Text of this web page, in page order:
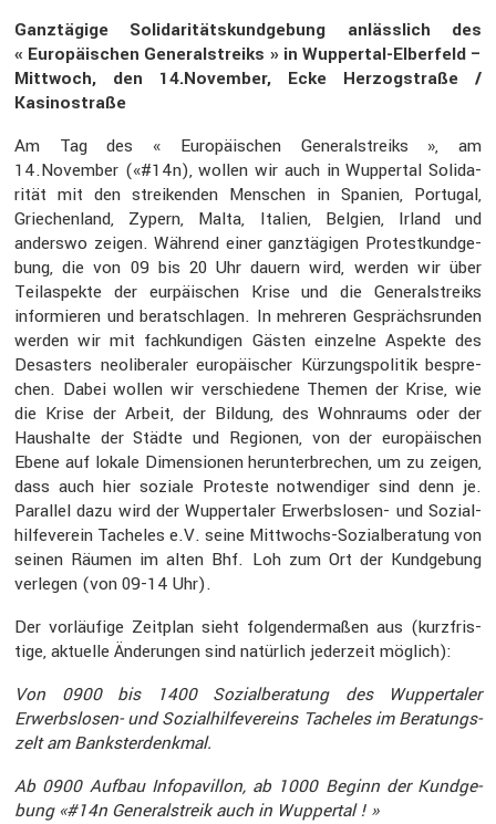
Ganztä­gige Solida­ri­täts­kund­ge­bung anläss­lich des
« Europäi­schen General­streiks » in Wuppertal-Elber­feld –
Mittwoch, den 14.November, Ecke Herzogstraße /
Kasino­straße
Am Tag des « Europäi­schen General­streiks », am
14.November («#14n), wollen wir auch in Wuppertal Solida­
rität mit den strei­kenden Menschen in Spanien, Portugal,
Griechen­land, Zypern, Malta, Italien, Belgien, Irland und
anderswo zeigen. Während einer ganztä­gigen Protest­kund­ge­
bung, die von 09 bis 20 Uhr dauern wird, werden wir über
Teilas­pekte der eurpäi­schen Krise und die General­streiks
infor­mieren und berat­schlagen. In mehreren Gesprächs­runden
werden wir mit fachkun­digen Gästen einzelne Aspekte des
Desas­ters neoli­be­raler europäi­scher Kürzungs­po­litik bespre­
chen. Dabei wollen wir verschie­dene Themen der Krise, wie
die Krise der Arbeit, der Bildung, des Wohnraums oder der
Haushalte der Städte und Regionen, von der europäi­schen
Ebene auf lokale Dimen­sionen herun­ter­bre­chen, um zu zeigen,
dass auch hier soziale Proteste notwen­diger sind denn je.
Parallel dazu wird der Wupper­taler Erwerbs­losen- und Sozial­
hil­fe­verein Tacheles e.V. seine Mittwochs-Sozial­be­ra­tung von
seinen Räumen im alten Bhf. Loh zum Ort der Kundge­bung
verlegen (von 09-14 Uhr).
Der vorläu­fige Zeitplan sieht folgen­der­maßen aus (kurzfris­
tige, aktuelle Änderungen sind natür­lich jeder­zeit möglich):
Von 0900 bis 1400 Sozial­be­ra­tung des Wupper­taler
Erwerbs­losen- und Sozial­hil­fe­ver­eins Tacheles im Beratungs­
zelt am Banks­ter­denkmal.
Ab 0900 Aufbau Infopa­villon, ab 1000 Beginn der Kundge­
bung «#14n General­streik auch in Wuppertal ! »